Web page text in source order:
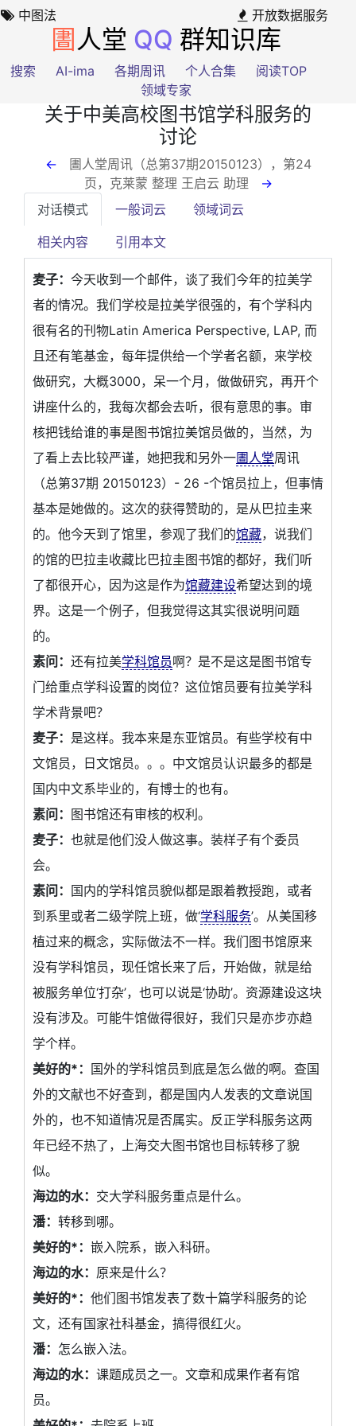
中图法 开放数据服务
圕 人堂 QQ 群知识库
搜索 AI-ima 各期周讯 个人合集
阅读TOP
领域专家
关于中美高校图书馆学科服务的
讨论
←
圕人堂周讯（总第37期20150123），第24
页 ，克莱蒙 整理 王启云 助理
→
对话模式
一般词云 领域词云
相关内容 引用本文
麦子： 今天收到一个邮件，谈了我们今年的拉美学
者的情况。我们学校是拉美学很强的，有个学科内
很有名的刊物Latin America Perspective, LAP, 而
且还有笔基金，每年提供给一个学者名额，来学校
做研究，大概3000，呆一个月，做做研究，再开个
讲座什么的，我每次都会去听，很有意思的事。审
核把钱给谁的事是图书馆拉美馆员做的，当然，为
了看上去比较严谨，她把我和另外一圕人堂周讯
（总第37期 20150123）- 26 -个馆员拉上，但事情
基本是她做的。这次的获得赞助的，是从巴拉圭来
的。他今天到了馆里，参观了我们的馆藏，说我们
的馆的巴拉圭收藏比巴拉圭图书馆的都好，我们听
了都很开心，因为这是作为馆藏建设希望达到的境
界。这是一个例子，但我觉得这其实很说明问题
的。
素问： 还有拉美学科馆员啊？是不是这是图书馆专
门给重点学科设置的岗位？这位馆员要有拉美学科
学术背景吧？
麦子： 是这样。我本来是东亚馆员。有些学校有中
文馆员，日文馆员。。。中文馆员认识最多的都是
国内中文系毕业的，有博士的也有。
素问： 图书馆还有审核的权利。
麦子： 也就是他们没人做这事。装样子有个委员
会。
素问： 国内的学科馆员貌似都是跟着教授跑，或者
到系里或者二级学院上班，做‘学科服务’。从美国移
植过来的概念，实际做法不一样。我们图书馆原来
没有学科馆员，现任馆长来了后，开始做，就是给
被服务单位‘打杂’，也可以说是‘协助’。资源建设这块
没有涉及。可能牛馆做得很好，我们只是亦步亦趋
学个样。
美好的*： 国外的学科馆员到底是怎么做的啊。查国
外的文献也不好查到，都是国内人发表的文章说国
外的，也不知道情况是否属实。反正学科服务这两
年已经不热了，上海交大图书馆也目标转移了貌
似。
海边的水： 交大学科服务重点是什么。
潘： 转移到哪。
美好的*： 嵌入院系，嵌入科研。
海边的水： 原来是什么？
美好的*： 他们图书馆发表了数十篇学科服务的论
文，还有国家社科基金，搞得很红火。
潘： 怎么嵌入法。
海边的水： 课题成员之一。文章和成果作者有馆
员。